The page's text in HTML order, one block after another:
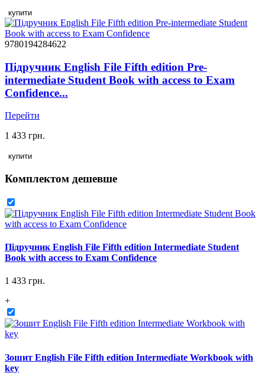
купити
9780194284622
Підручник English File Fifth edition Pre-
intermediate Student Book with access to Exam
Confidence...
Перейти
1 433 грн.
купити
Комплектом дешевше
Підручник English File Fifth edition Intermediate Student
Book with access to Exam Confidence
1 433 грн.
+
Зошит English File Fifth edition Intermediate Workbook with
key